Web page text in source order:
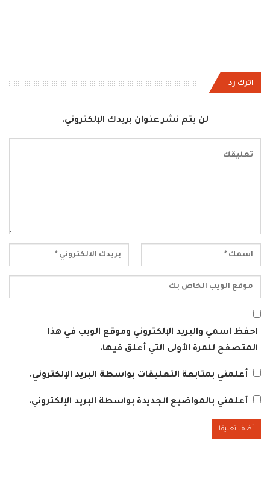
اترك رد
لن يتم نشر عنوان بريدك الإلكتروني.
احفظ اسمي والبريد الإلكتروني وموقع الويب في هذا
المتصفح للمرة الأولى التي أعلق فيها.
أعلمني بمتابعة التعليقات بواسطة البريد الإلكتروني.
أعلمني بالمواضيع الجديدة بواسطة البريد الإلكتروني.